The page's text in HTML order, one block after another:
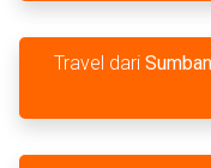
Travel dari